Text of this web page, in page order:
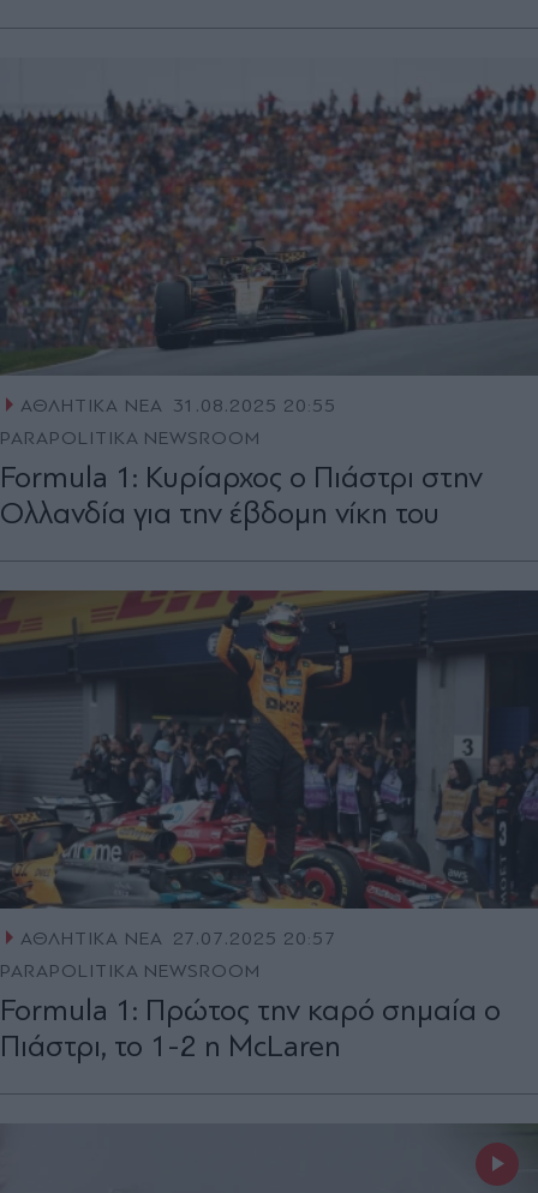
ΑΘΛΗΤΙΚΑ ΝΕΑ 31.08.2025 20:55
PARAPOLITIKA NEWSROOM
Formula 1: Κυρίαρχος ο Πιάστρι στην
Ολλανδία για την έβδομη νίκη του
ΑΘΛΗΤΙΚΑ ΝΕΑ 27.07.2025 20:57
PARAPOLITIKA NEWSROOM
Formula 1: Πρώτος την καρό σημαία ο
Πιάστρι, το 1-2 η McLaren